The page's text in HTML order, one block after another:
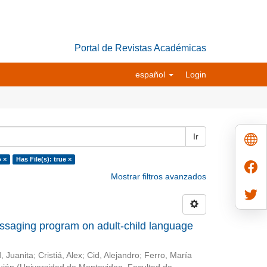
Portal de Revistas Académicas
español Login
Ir
× Has File(s): true ×
Mostrar filtros avanzados
program on adult-child language
Juanita; Cristiá, Alex; Cid, Alejandro; Ferro, María